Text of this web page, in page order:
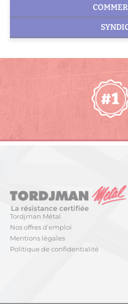
Tordjman Métal
Nos offres d’emploi
Mentions légales
Politique de confidentialité